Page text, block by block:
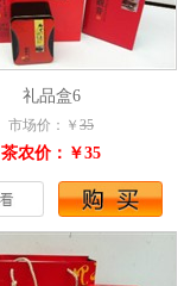
礼品盒6
市场价：￥ 35
茶农价：￥35